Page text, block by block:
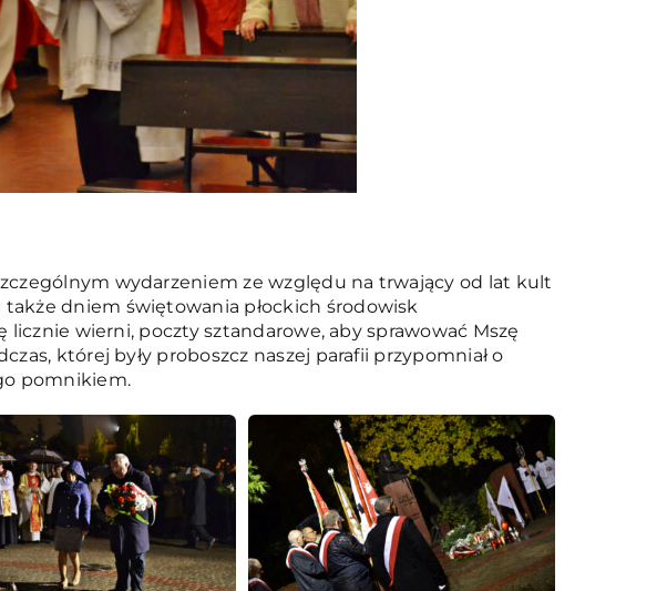
wydarzeniem ze względu na trwający od lat kult
dniem świętowania płockich środowisk
wierni, poczty sztandarowe, aby sprawować Mszę
której były proboszcz naszej parafii przypomniał o
pomnikiem.